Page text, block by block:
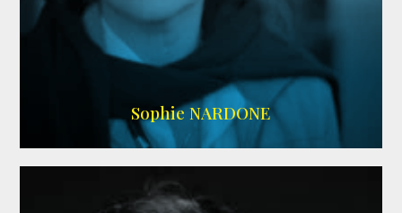
RS DOUBLAGE,WIKIPEDIA
Sophie NARDONE